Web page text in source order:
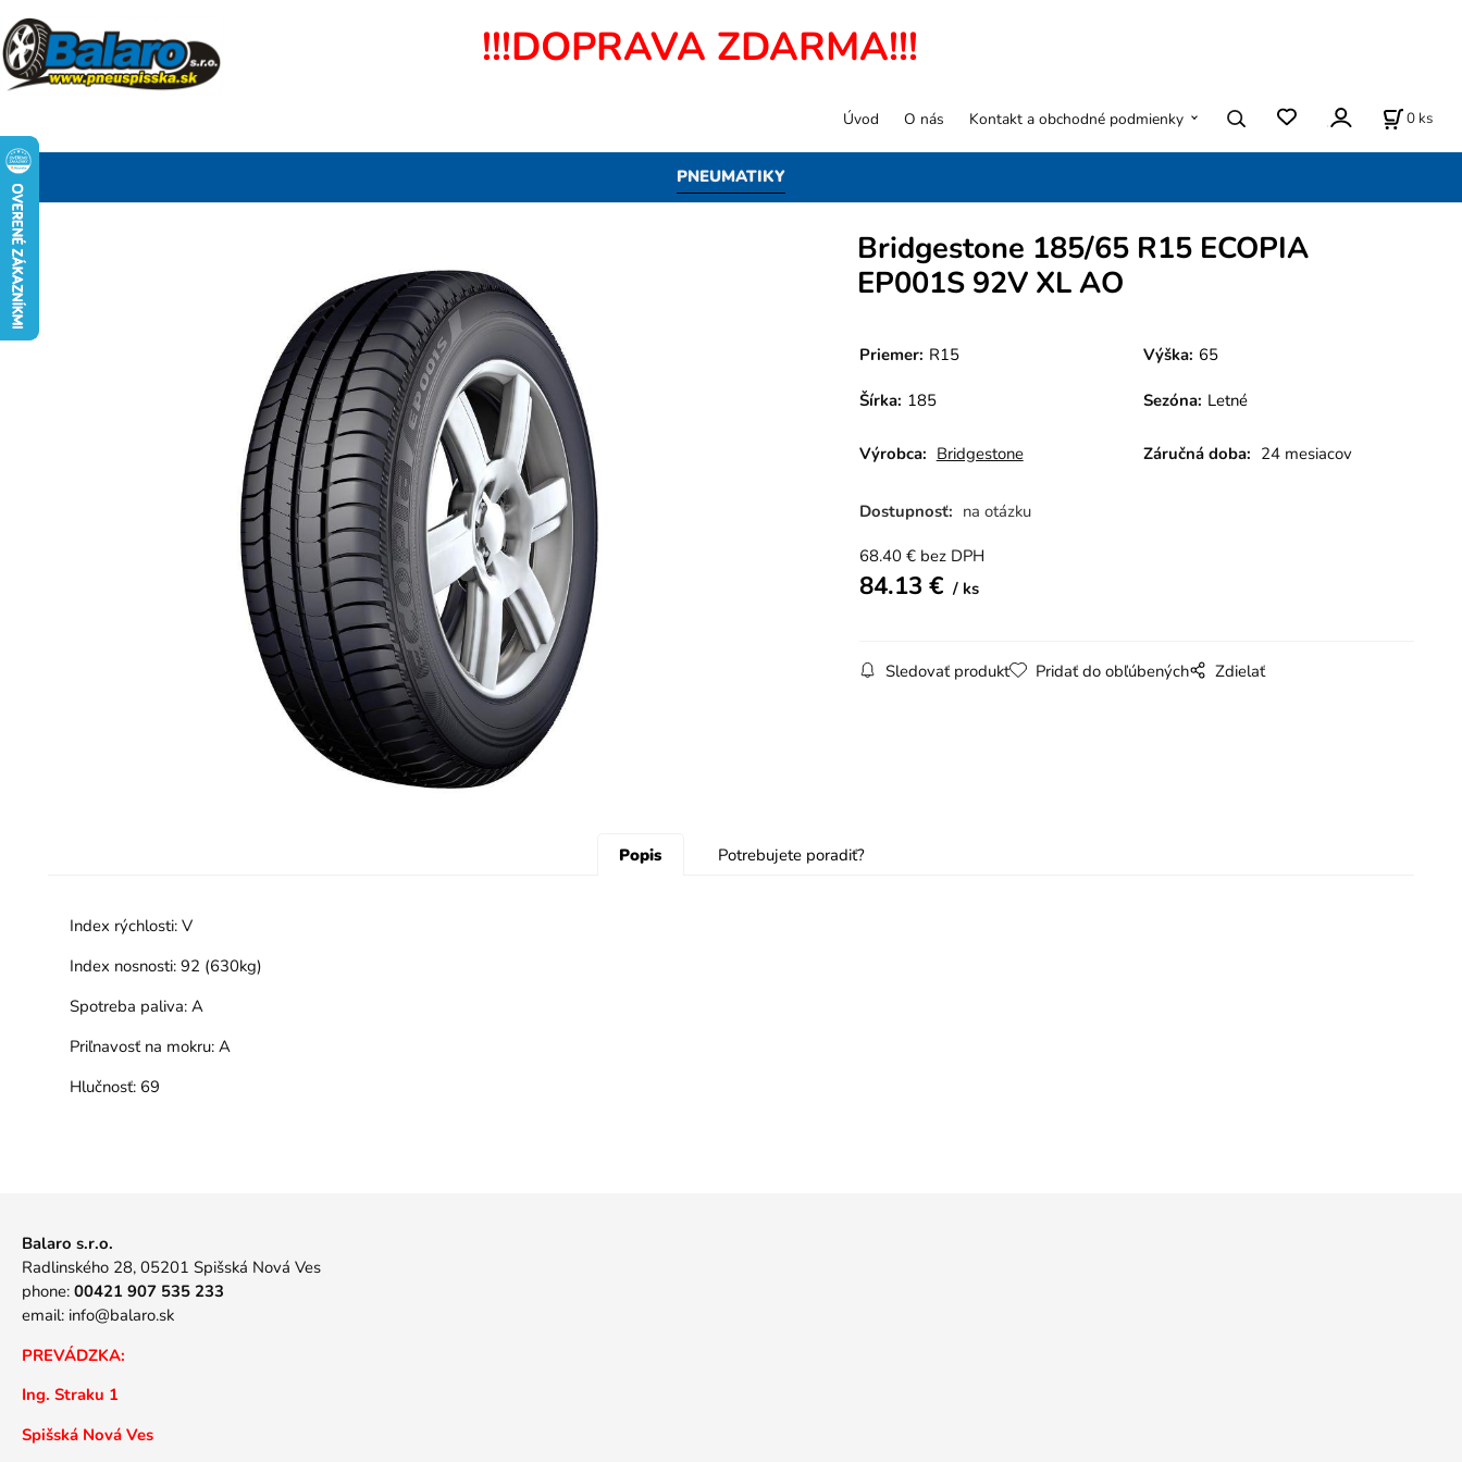
!!!DOPRAVA ZDARMA!!!
PNEUMATIKY
Úvod O nás Kontakt a obchodné podmienky 0 ks
Bridgestone 185/65 R15 ECOPIA
EP001S 92V XL AO
Priemer: R15 Výška: 65
Šírka: 185 Sezóna: Letné
Výrobca: Bridgestone Záručná doba: 24 mesiacov
Dostupnosť: na otázku
68.40€ bez DPH
84.13 € ks
Sledovať produkt Pridať do obľúbených Zdielať
Popis Potrebujete poradiť?
Index rýchlosti:V
Index nosnosti:92 (630kg)
Spotreba paliva:A
Priľnavosť na mokru:A
Hlučnosť:69
Balaro s.r.o.
Radlinského 28, 05201 Spišská Nová Ves
phone: 00421 907 535 233
email: info@balaro.sk
PREVÁDZKA:
Ing. Straku 1
Spišská Nová Ves